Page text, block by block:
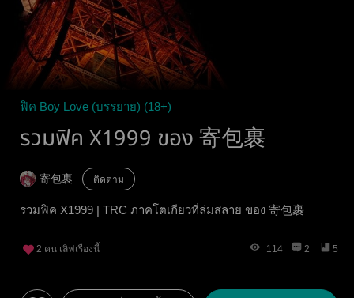
ฟิค Boy Love (บรรยาย) (18+)
รวมฟิค X1999 ของ 寄包裹
寄包裹 ติดตาม
รวมฟิค X1999 | TRC ภาคโตเกียวที่ล่มสลาย ของ 寄包裹
2 คน เลิฟเรื่องนี้ 114 2 5